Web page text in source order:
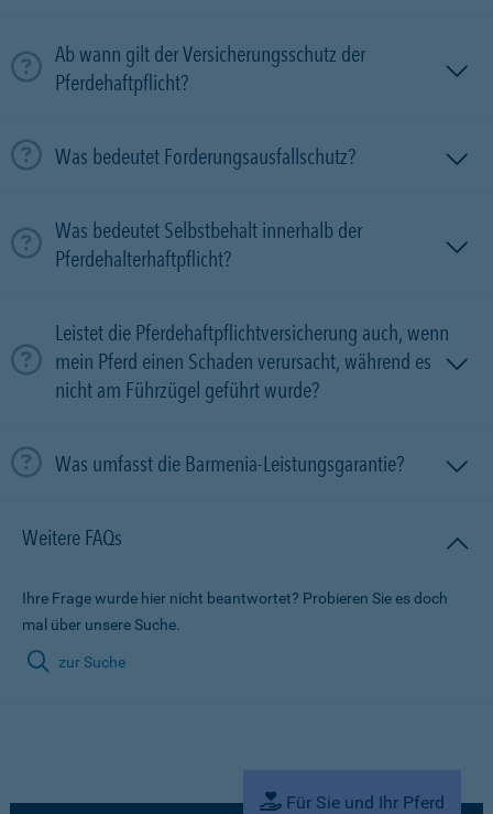
Ab wann gilt der Versicherungsschutz der
Pferdehaftpflicht?
Was bedeutet Forderungsausfallschutz?
Was bedeutet Selbstbehalt innerhalb der
Pferdehalterhaftpflicht?
Leistet die Pferdehaftpflichtversicherung auch, wenn
mein Pferd einen Schaden verursacht, während es
nicht am Führzügel geführt wurde?
Was umfasst die Barmenia-Leistungsgarantie?
Weitere FAQs
Ihre Frage wurde hier nicht beantwortet? Probieren Sie es doch
mal über unsere Suche.
zur Suche
Für Sie und Ihr Pferd